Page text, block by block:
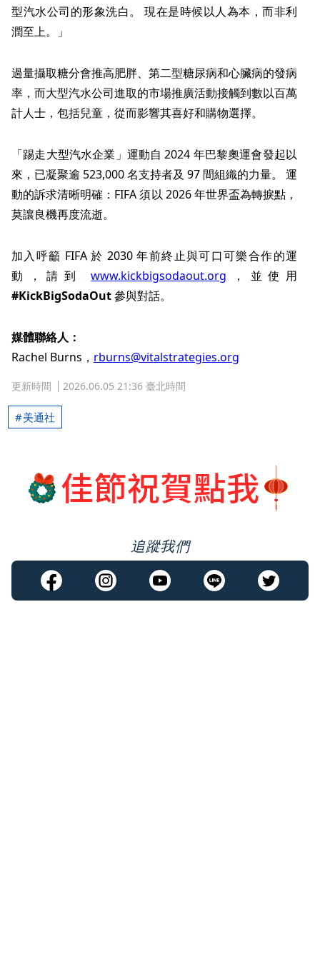
型汽水公司的形象洗白。 現在是時候以人為本，而非利
潤至上。」
過量攝取糖分會推高肥胖、第二型糖尿病和心臟病的發病
率，而大型汽水公司進取的市場推廣活動接觸到數以百萬
計人士，包括兒童，從而影響其喜好和購物選擇。
「踢走大型汽水企業」運動自 2024 年巴黎奧運會發起以
來，已凝聚逾 523,000 名支持者及 97 間組織的力量。 運
動的訴求清晰明確：FIFA 須以 2026 年世界盃為轉捩點，
莫讓良機再度流逝。
加入呼籲 FIFA 於 2030 年前終止與可口可樂合作的運
動，請到www.kickbigsodaout.org ，並使用
#KickBigSodaOut參與對話。
媒體聯絡人：
Rachel Burns， rburns@vitalstrategies.org
更新時間 2026.06.05 21:36 臺北時間
美通社
追蹤我們